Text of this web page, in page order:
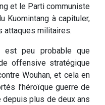
et le Parti communiste
Kuomintang à capituler,
attaques militaires.
est peu probable que
offensive stratégique
Wouhan, et cela en
l’héroïque guerre de
depuis plus de deux ans